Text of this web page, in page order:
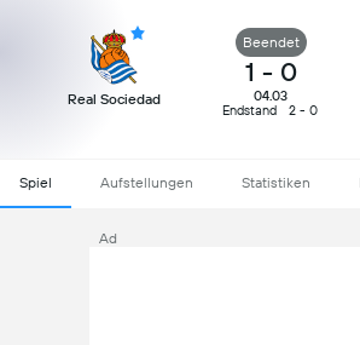
Real Sociedad
Beendet
1 - 0
04.03
Endstand
2 - 0
Spiel Aufstellungen Statistiken
Ad